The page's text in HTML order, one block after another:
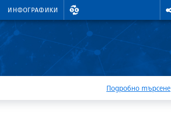
ИНФОГРАФИКИ
ВАЛУТНИ КУРСОВЕ
Подробно търсене